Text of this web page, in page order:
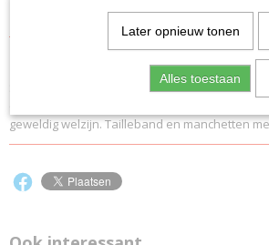
Specificaties
Productcode leverancier
6375
Omschrijving
Sweater met capuchon en korte rits op de
geweldig welzijn. Tailleband en manchetten
Later opnieuw tonen
Alles toestaan